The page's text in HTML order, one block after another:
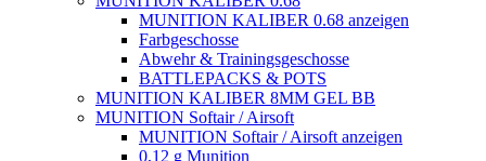
MUNITION KALIBER 0.68 anzeigen
Farbgeschosse
Abwehr & Trainingsgeschosse
BATTLEPACKS & POTS
MUNITION KALIBER 8MM GEL BB
MUNITION Softair / Airsoft
MUNITION Softair / Airsoft anzeigen
0,12 g Munition